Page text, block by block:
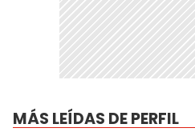
MÁS LEÍDAS DE PERFIL